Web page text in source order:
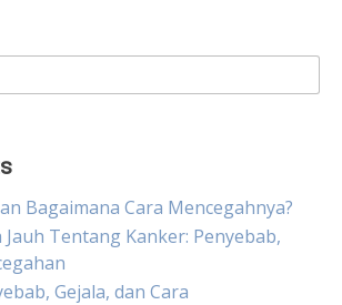
Bagaimana Cara Mencegahnya?
Tentang Kanker: Penyebab,
Gejala, dan Cara